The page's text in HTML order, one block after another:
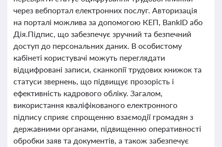
через вебпортал електронних послуг. Авторизація
на порталі можлива за допомогою КЕП, BankID або
Дія.Підпис, що забезпечує зручний та безпечний
доступ до персональних даних. В особистому
кабінеті користувачі можуть переглядати
відцифровані записи, сканкопії трудових книжок та
статуси звернень, що підвищує прозорість і
ефективність кадрового обліку. Загалом,
використання кваліфікованого електронного
підпису сприяє спрощенню взаємодії громадян з
державними органами, підвищенню оперативності
обробки заяв та документів, а також забезпечує